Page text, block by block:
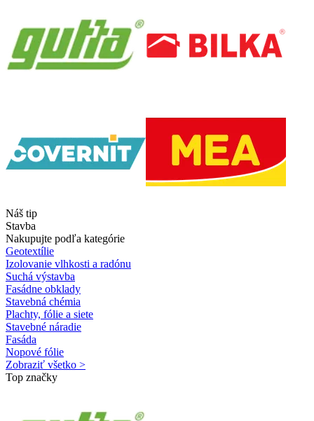
Náš tip
Stavba
Nakupujte podľa kategórie
Geotextílie
Izolovanie vlhkosti a radónu
Suchá výstavba
Fasádne obklady
Stavebná chémia
Plachty, fólie a siete
Stavebné náradie
Fasáda
Nopové fólie
Zobraziť všetko >
Top značky